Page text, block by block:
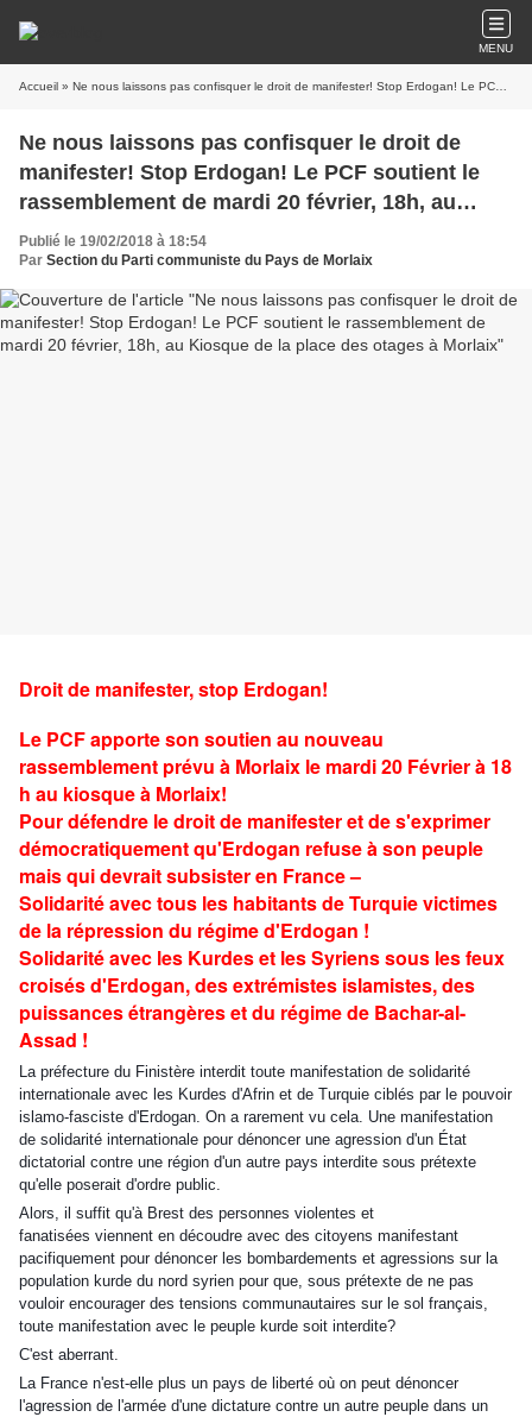
MENU
Accueil » Ne nous laissons pas confisquer le droit de manifester! Stop Erdogan! Le PCF soutient le rassemblement de mardi 20 février, 18h, au Kiosque de la place des otages à Morlaix
Ne nous laissons pas confisquer le droit de
manifester! Stop Erdogan! Le PCF soutient le
rassemblement de mardi 20 février, 18h, au
Kiosque de la place des otages à Morlaix
Publié le 19/02/2018 à 18:54
Par Section du Parti communiste du Pays de Morlaix
Droit de manifester, stop Erdogan!
Le PCFapporte son soutien au nouveau
rassemblement prévu à Morlaix le mardi 20 Février à 18
h au kiosque à Morlaix!
Pour défendre le droit de manifester et de s'exprimer
démocratiquement qu'Erdogan refuse à son peuple
mais qui devrait subsister en France –
Solidarité avec tous les habitants de Turquie victimes
de la répression du régime d'Erdogan !
Solidarité avec les Kurdes et les Syriens sous les feux
croisés d'Erdogan, des extrémistes islamistes, des
puissances étrangères et du régime de Bachar-al-
Assad !
La préfecture du Finistère interdit toute manifestation de solidarité
internationale avec les Kurdes d'Afrin et de Turquie ciblés par le pouvoir
islamo-fasciste d'Erdogan. On a rarement vu cela. Une manifestation
de solidarité internationale pour dénoncer une agression d'un État
dictatorial contre une région d'un autre pays interdite sous prétexte
qu'elle poserait d'ordre public.
Alors, il suffit qu'à Brest des personnes violentes et
fanatisées viennent en découdre avec des citoyens manifestant
pacifiquement pour dénoncer les bombardements et agressions sur la
population kurde du nord syrien pour que, sous prétexte de ne pas
vouloir encourager des tensions communautaires sur le sol français,
toute manifestation avec le peuple kurde soit interdite?
C'est aberrant.
La France n'est-elle plus un pays de liberté où on peut dénoncer
l'agression de l'armée d'une dictature contre un autre peuple dans un